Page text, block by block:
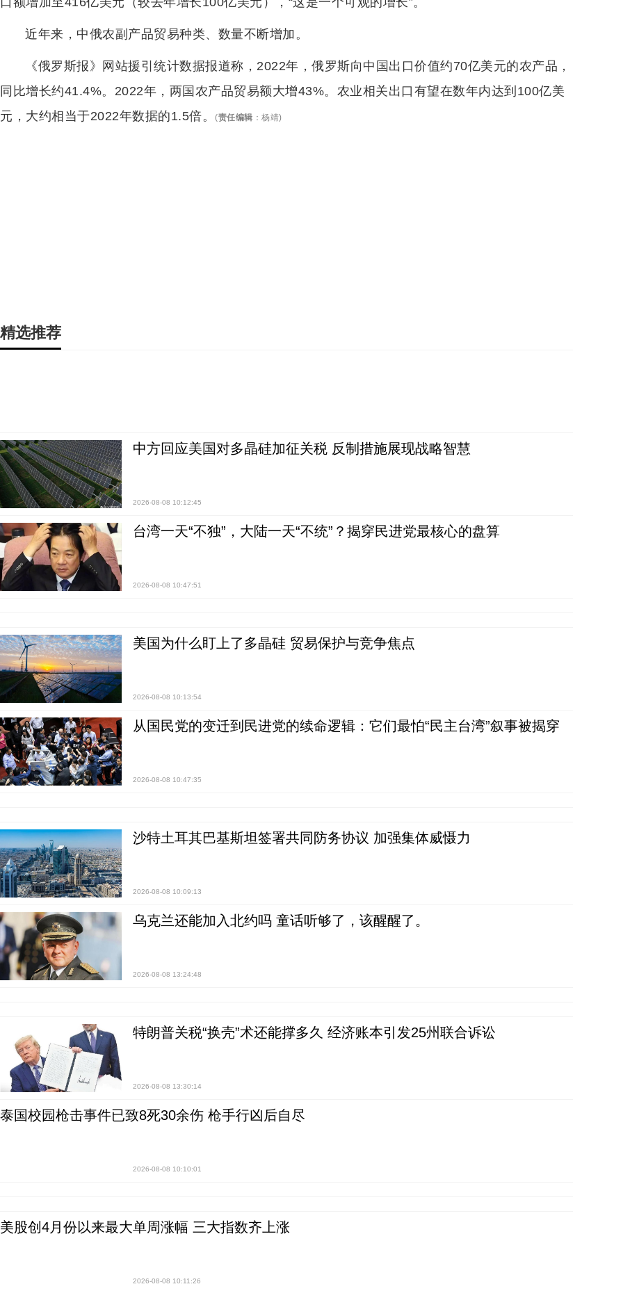
近年来，中俄农副产品贸易种类、数量不断增加。
《俄罗斯报》网站援引统计数据报道称，2022年，俄罗斯向中国出口价值约70亿美元的农产品，
同比增长约41.4%。2022年，两国农产品贸易额大增43%。农业相关出口有望在数年内达到100亿美
元，大约相当于2022年数据的1.5倍。
(责任编辑 ： 杨靖)
精选推荐
中方回应美国对多晶硅加征关税 反制措施展现战略智慧
2026-08-08 10:12:45
台湾一天“不独”，大陆一天“不统”？揭穿民进党最核心的盘算
2026-08-08 10:47:51
美国为什么盯上了多晶硅 贸易保护与竞争焦点
2026-08-08 10:13:54
从国民党的变迁到民进党的续命逻辑：它们最怕“民主台湾”叙事被揭穿
2026-08-08 10:47:35
沙特土耳其巴基斯坦签署共同防务协议 加强集体威慑力
2026-08-08 10:09:13
乌克兰还能加入北约吗 童话听够了，该醒醒了。
2026-08-08 13:24:48
特朗普关税“换壳”术还能撑多久 经济账本引发25州联合诉讼
2026-08-08 13:30:14
泰国校园枪击事件已致8死30余伤 枪手行凶后自尽
2026-08-08 10:10:01
美股创4月份以来最大单周涨幅 三大指数齐上涨
2026-08-08 10:11:26